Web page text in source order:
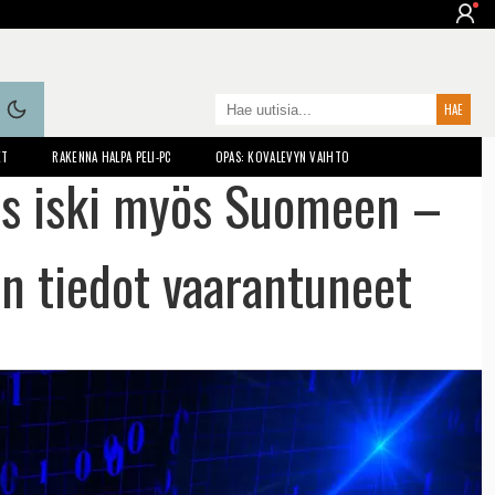
RAKENNA HALPA PELI-PC OPAS: KOVALEVYN VAIHTO
iski myös Suomeen –
tiedot vaarantuneet